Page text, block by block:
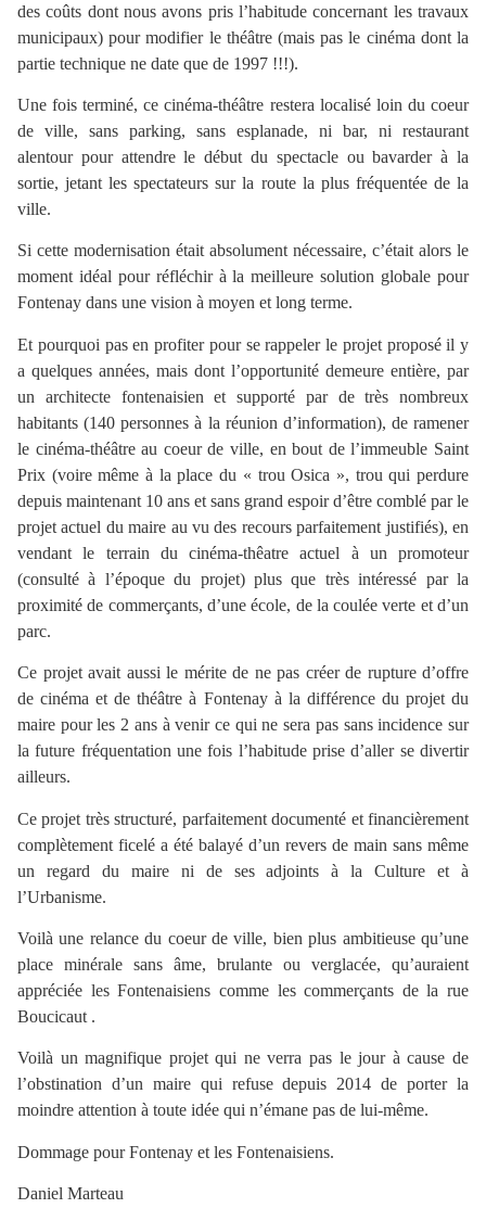
des coûts dont nous avons pris l’habitude concernant les travaux
municipaux) pour modifier le théâtre (mais pas le cinéma dont la
partie technique ne date que de 1997 !!!).
Une fois terminé, ce cinéma-théâtre restera localisé loin du coeur
de ville, sans parking, sans esplanade, ni bar, ni restaurant
alentour pour attendre le début du spectacle ou bavarder à la
sortie, jetant les spectateurs sur la route la plus fréquentée de la
ville.
Si cette modernisation était absolument nécessaire, c’était alors le
moment idéal pour réfléchir à la meilleure solution globale pour
Fontenay dans une vision à moyen et long terme.
Et pourquoi pas en profiter pour se rappeler le projet proposé il y
a quelques années, mais dont l’opportunité demeure entière, par
un architecte fontenaisien et supporté par de très nombreux
habitants (140 personnes à la réunion d’information), de ramener
le cinéma-théâtre au coeur de ville, en bout de l’immeuble Saint
Prix (voire même à la place du « trou Osica », trou qui perdure
depuis maintenant 10 ans et sans grand espoir d’être comblé par le
projet actuel du maire au vu des recours parfaitement justifiés), en
vendant le terrain du cinéma-thêatre actuel à un promoteur
(consulté à l’époque du projet) plus que très intéressé par la
proximité de commerçants, d’une école, de la coulée verte et d’un
parc.
Ce projet avait aussi le mérite de ne pas créer de rupture d’offre
de cinéma et de théâtre à Fontenay à la différence du projet du
maire pour les 2 ans à venir ce qui ne sera pas sans incidence sur
la future fréquentation une fois l’habitude prise d’aller se divertir
ailleurs.
Ce projet très structuré, parfaitement documenté et financièrement
complètement ficelé a été balayé d’un revers de main sans même
un regard du maire ni de ses adjoints à la Culture et à
l’Urbanisme.
Voilà une relance du coeur de ville, bien plus ambitieuse qu’une
place minérale sans âme, brulante ou verglacée, qu’auraient
appréciée les Fontenaisiens comme les commerçants de la rue
Boucicaut .
Voilà un magnifique projet qui ne verra pas le jour à cause de
l’obstination d’un maire qui refuse depuis 2014 de porter la
moindre attention à toute idée qui n’émane pas de lui-même.
Dommage pour Fontenay et les Fontenaisiens.
Daniel Marteau